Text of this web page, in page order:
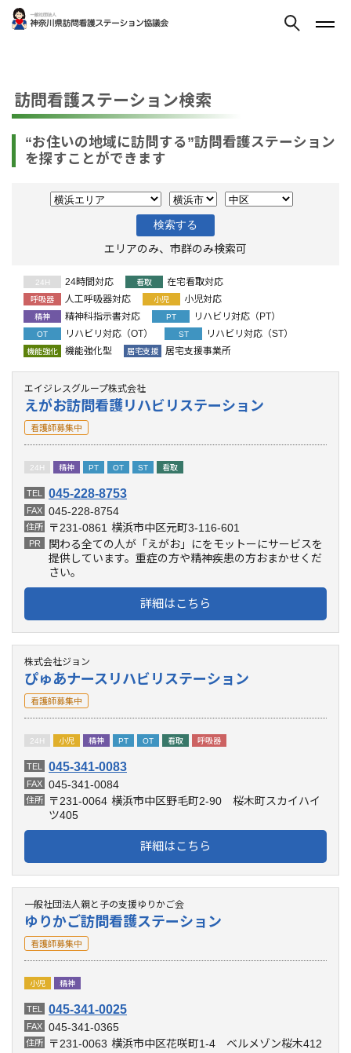
訪問看護ステーション検索
“お住いの地域に訪問する”訪問看護ステーション
を探すことができます
エリアのみ、市群のみ検索可
24H 24時間対応 看取 在宅看取対応
呼吸器 人工呼吸器対応 小児 小児対応
精神 精神科指示書対応 PT リハビリ対応（PT）
OT リハビリ対応（OT） ST リハビリ対応（ST）
機能強化 機能強化型 居宅支援 居宅支援事業所
エイジレスグループ株式会社
えがお訪問看護リハビリステーション
看護師募集中
24H 精神 PT OT ST 看取
TEL 045-228-8753
FAX 045-228-8754
住所 〒231-0861 横浜市中区元町3-116-601
PR
関わる全ての人が「えがお」にをモットーにサービスを
提供しています。重症の方や精神疾患の方おまかせくだ
さい。
詳細はこちら
株式会社ジョン
ぴゅあナースリハビリステーション
看護師募集中
24H 小児 精神 PT OT 看取 呼吸器
TEL 045-341-0083
FAX 045-341-0084
住所 〒231-0064 横浜市中区野毛町2-90 桜木町スカイハイ
ツ405
詳細はこちら
一般社団法人親と子の支援ゆりかご会
ゆりかご訪問看護ステーション
看護師募集中
小児 精神
TEL 045-341-0025
FAX 045-341-0365
住所 〒231-0063 横浜市中区花咲町1-4 ベルメゾン桜木412